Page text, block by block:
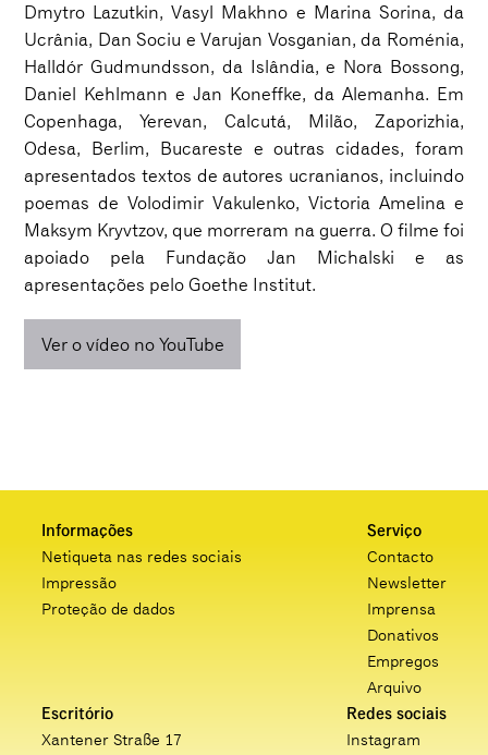
Dmytro Lazutkin, Vasyl Makhno e Marina Sorina, da
Ucrânia, Dan Sociu e Varujan Vosganian, da Roménia,
Halldór Gudmundsson, da Islândia, e Nora Bossong,
Daniel Kehlmann e Jan Koneffke, da Alemanha. Em
Copenhaga, Yerevan, Calcutá, Milão, Zaporizhia,
Odesa, Berlim, Bucareste e outras cidades, foram
apresentados textos de autores ucranianos, incluindo
poemas de Volodimir Vakulenko, Victoria Amelina e
Maksym Kryvtzov, que morreram na guerra. O filme foi
apoiado pela Fundação Jan Michalski e as
apresentações pelo Goethe Institut.
Ver o vídeo no YouTube
Informações
Netiqueta nas redes sociais
Impressão
Proteção de dados
Serviço
Contacto
Newsletter
Imprensa
Donativos
Empregos
Arquivo
Escritório
Xantener Straße 17
Redes sociais
Instagram